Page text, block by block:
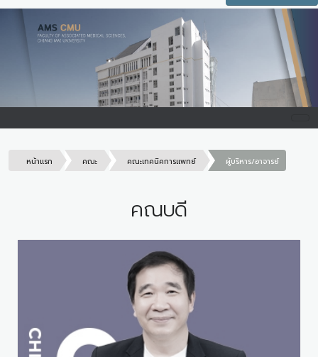
หน้าแรก คณะ คณะเทคนิคการแพทย์ ผู้บริหาร/อาจารย์
คณบดี